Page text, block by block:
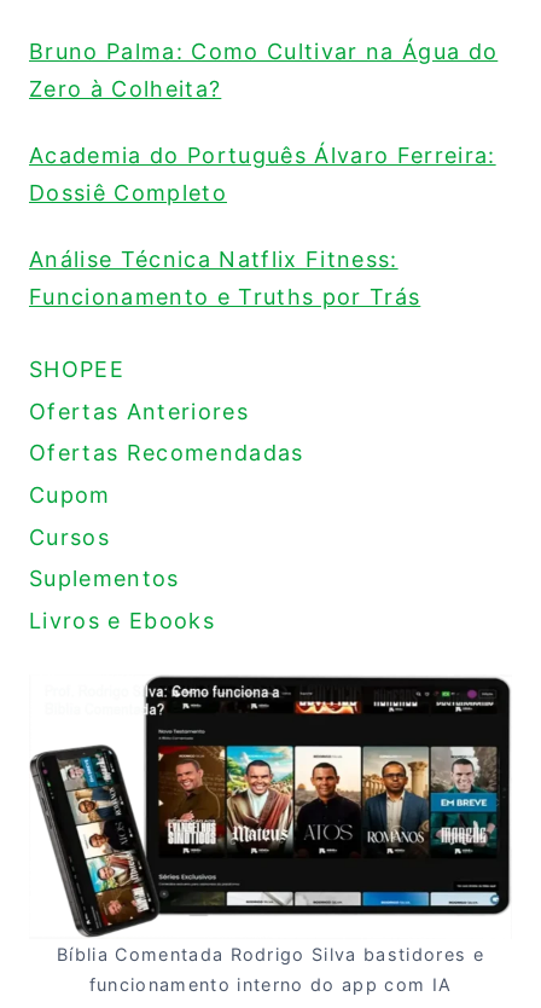
Bruno Palma: Como Cultivar na Água do
Zero à Colheita?
Academia do Português Álvaro Ferreira:
Dossiê Completo
Análise Técnica Natflix Fitness:
Funcionamento e Truths por Trás
SHOPEE
Ofertas Anteriores
Ofertas Recomendadas
Cupom
Cursos
Suplementos
Livros e Ebooks
Bíblia Comentada Rodrigo Silva bastidores e
funcionamento interno do app com IA